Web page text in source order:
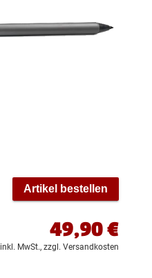
Artikel bestellen
49,90€
inkl. MwSt., zzgl. Versandkosten